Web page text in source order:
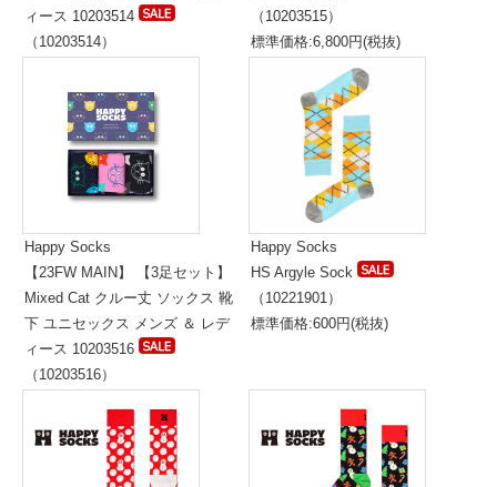
ィース 10203514
（10203514）
（10203515）
標準価格:6,800円(税抜)
Happy Socks
【23FW MAIN】 【3足セット】
Mixed Cat クルー丈 ソックス 靴
下 ユニセックス メンズ ＆ レデ
ィース 10203516
（10203516）
Happy Socks
HS Argyle Sock
（10221901）
標準価格:600円(税抜)